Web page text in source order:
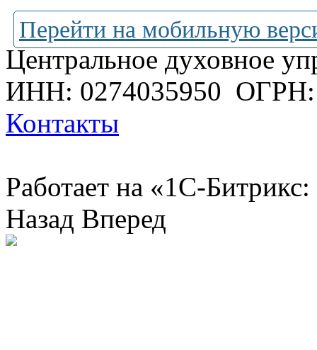
Перейти на мобильную
Центральное духовное
ИНН: 0274035950 ОГРН:
Контакты
Работает на «1С-
Назад Вперед